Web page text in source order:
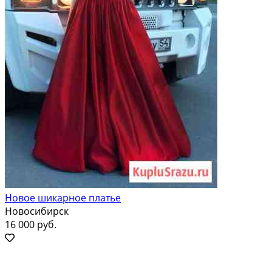
Новое шикарное платье
Новосибирск
16 000 руб.